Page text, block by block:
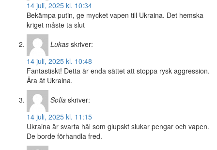
14 juli, 2025 kl. 10:34
Bekämpa putin, ge mycket vapen till Ukraina. Det hemska
kriget måste ta slut
Lukas skriver:
14 juli, 2025 kl. 10:48
Fantastiskt! Detta är enda sättet att stoppa rysk aggression.
Ära åt Ukraina.
Sofia skriver:
14 juli, 2025 kl. 11:15
Ukraina är svarta hål som glupskt slukar pengar och vapen.
De borde förhandla fred.